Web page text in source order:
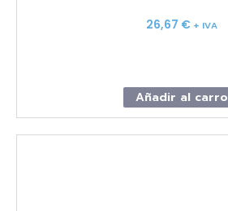
26,67 € + IVA
Añadir al carro